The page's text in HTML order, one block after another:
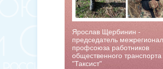
Ярослав Щербинин -
председатель
профсоюза работников
общественного транспорта
"Таксист"